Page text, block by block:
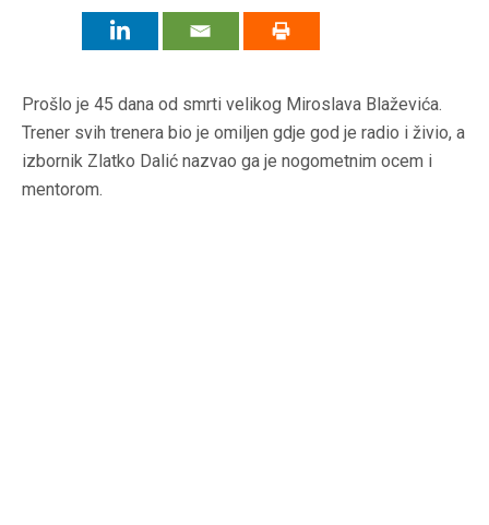
Prošlo je 45 dana od smrti velikog Miroslava Blaževića.
Trener svih trenera bio je omiljen gdje god je radio i živio, a
izbornik Zlatko Dalić nazvao ga je nogometnim ocem i
mentorom.